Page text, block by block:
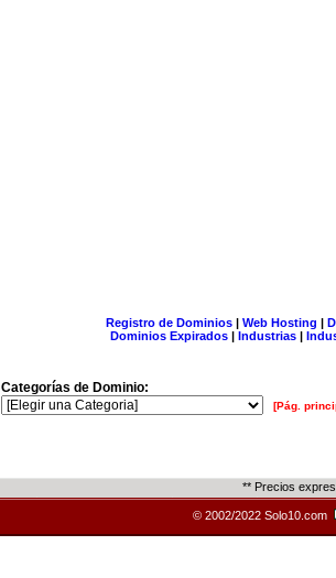
Registro de Dominios| Web Hosting |
Dominios Expirados | Industrias |
Categorías de Dominio:
[Pág.
** Precios
© 2002/2022 Solo10.com